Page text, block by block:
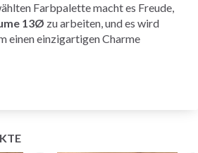
Farbpalette macht es Freude,
13Ø zu arbeiten, und es wird
einen einzigartigen Charme